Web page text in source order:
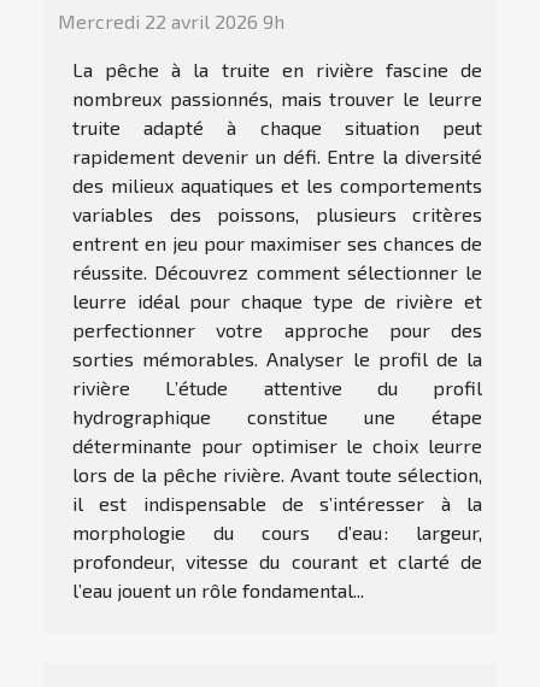
Mercredi 22 avril 2026 9h
La pêche à la truite en rivière fascine de
nombreux passionnés, mais trouver le leurre
truite adapté à chaque situation peut
rapidement devenir un défi. Entre la diversité
des milieux aquatiques et les comportements
variables des poissons, plusieurs critères
entrent en jeu pour maximiser ses chances de
réussite. Découvrez comment sélectionner le
leurre idéal pour chaque type de rivière et
perfectionner votre approche pour des
sorties mémorables. Analyser le profil de la
rivière L’étude attentive du profil
hydrographique constitue une étape
déterminante pour optimiser le choix leurre
lors de la pêche rivière. Avant toute sélection,
il est indispensable de s’intéresser à la
morphologie du cours d’eau : largeur,
profondeur, vitesse du courant et clarté de
l’eau jouent un rôle fondamental...